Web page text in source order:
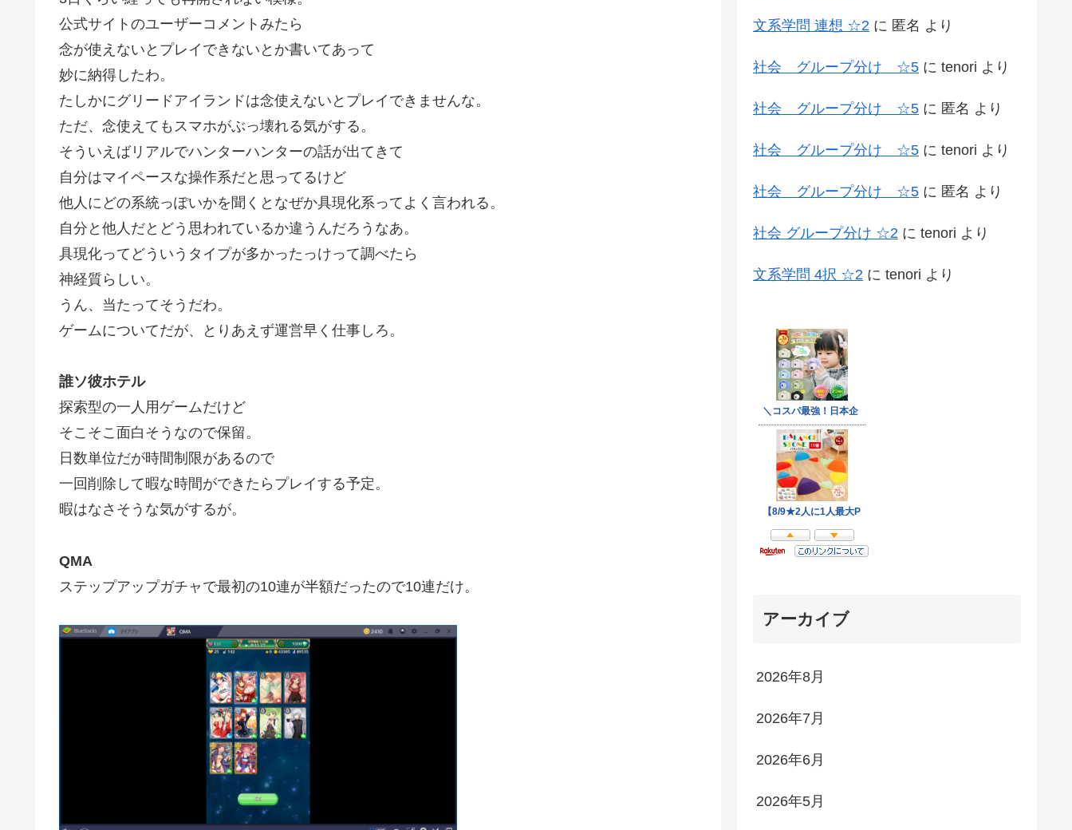
公式サイトのユーザーコメントみたら
念が使えないとプレイできないとか書いてあって
妙に納得したわ。
たしかにグリードアイランドは念使えないとプレイできませんな。
ただ、念使えてもスマホがぶっ壊れる気がする。
そういえばリアルでハンターハンターの話が出てきて
自分はマイペースな操作系だと思ってるけど
他人にどの系統っぽいかを聞くとなぜか具現化系ってよく言われる。
自分と他人だとどう思われているか違うんだろうなあ。
具現化ってどういうタイプが多かったっけって調べたら
神経質らしい。
うん、当たってそうだわ。
ゲームについてだが、とりあえず運営早く仕事しろ。
誰ソ彼ホテル
探索型の一人用ゲームだけど
そこそこ面白そうなので保留。
日数単位だが時間制限があるので
一回削除して暇な時間ができたらプレイする予定。
暇はなさそうな気がするが。
QMA
ステップアップガチャで最初の10連が半額だったので10連だけ。
文系学問 連想 ☆2 に 匿名 より
社会 グループ分け ☆5 に tenori より
社会 グループ分け ☆5 に 匿名 より
社会 グループ分け ☆5 に tenori より
社会 グループ分け ☆5 に 匿名 より
社会 グループ分け ☆2 に tenori より
文系学問 4択 ☆2 に tenori より
アーカイブ
2026年8月
2026年7月
2026年6月
2026年5月